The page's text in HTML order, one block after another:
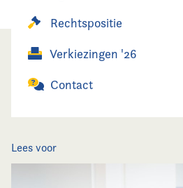
Rechtspositie
Verkiezingen '26
Contact
Lees voor